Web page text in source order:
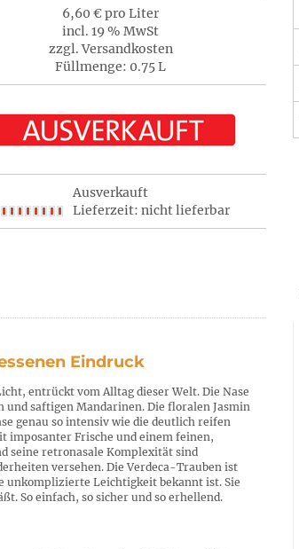
6,60 € pro Liter
incl. 19 % MwSt
zzgl. Versandkosten
Füllmenge: 0.75 L
Ausverkauft
Lieferzeit: nicht lieferbar
Eindruck
entrückt vom Alltag dieser Welt. Die Nase
saftigen Mandarinen. Die floralen Jasmin
genau so intensiv wie die deutlich reifen
imposanter Frische und einem feinen,
seine retronasale Komplexität sind
versehen. Die Verdeca-Trauben ist
unkomplizierte Leichtigkeit bekannt ist. Sie
So einfach, so sicher und so erhellend.